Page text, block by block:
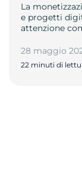
La
e progetti
attenzione
28 maggio
22 minuti di